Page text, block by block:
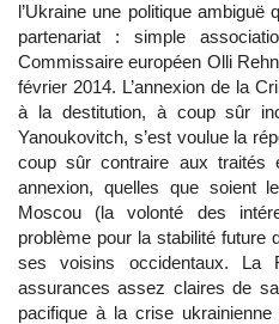
l’Ukraine une politique
partenariat : simple
Commissaire européen Olli
février 2014. L’annexion de la
à la destitution, à coup sûr
Yanoukovitch, s’est voulue la
coup sûr contraire aux traités
annexion, quelles que soient
Moscou (la volonté des
problème pour la stabilité future
ses voisins occidentaux. La
assurances assez claires de
pacifique à la crise